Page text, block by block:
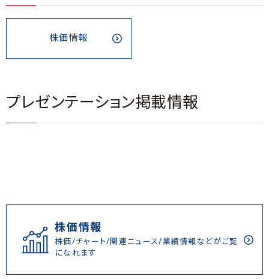
株価情報
プレゼンテーション掲載情報
株価情報
株価/チャート/関連ニュース/業績情報などがご覧
になれます